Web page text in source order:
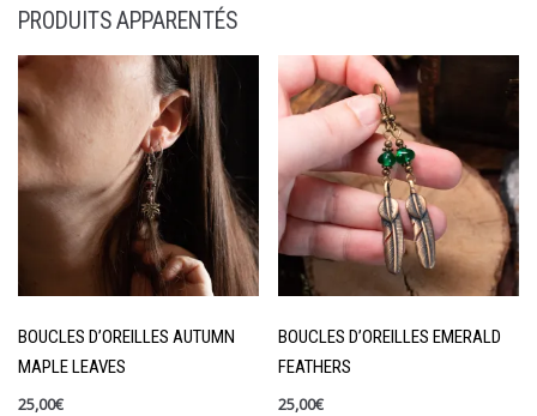
PRODUITS APPARENTÉS
BOUCLES D’OREILLES AUTUMN
MAPLE LEAVES
25,00€
BOUCLES D’OREILLES EMERALD
FEATHERS
25,00€